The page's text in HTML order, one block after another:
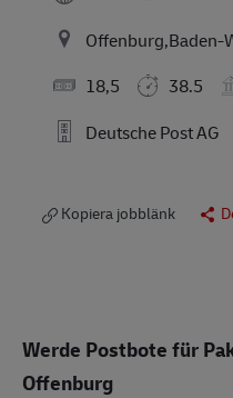
Offenburg,Baden-
18,5
38.5
Deutsche Post AG
Kopiera jobblänk
Werde Postbote für
Offenburg